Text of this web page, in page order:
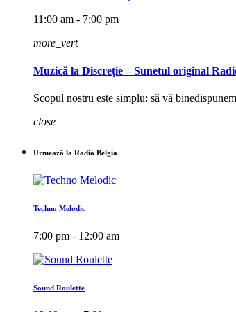
11:00 am - 7:00 pm
more_vert
Muzică la Discreție – Sunetul original
Scopul nostru este simplu: să vă
close
Urmează la Radio Belgia
Techno Melodic
7:00 pm - 12:00 am
Sound Roulette